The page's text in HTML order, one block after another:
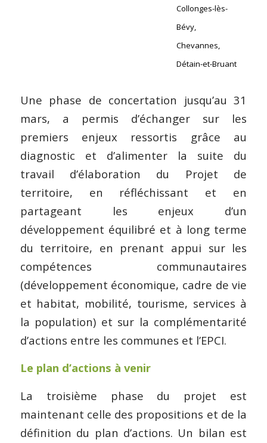
Collonges-lès-
Bévy,
Chevannes,
Détain-et-Bruant
Une phase de concertation jusqu’au 31
mars, a permis d’échanger sur les
premiers enjeux ressortis grâce au
diagnostic et d’alimenter la suite du
travail d’élaboration du Projet de
territoire, en réfléchissant et en
partageant les enjeux d’un
développement équilibré et à long terme
du territoire, en prenant appui sur les
compétences communautaires
(développement économique, cadre de vie
et habitat, mobilité, tourisme, services à
la population) et sur la complémentarité
d’actions entre les communes et l’EPCI.
Le plan d’actions à venir
La troisième phase du projet est
maintenant celle des propositions et de la
définition du plan d’actions. Un bilan est